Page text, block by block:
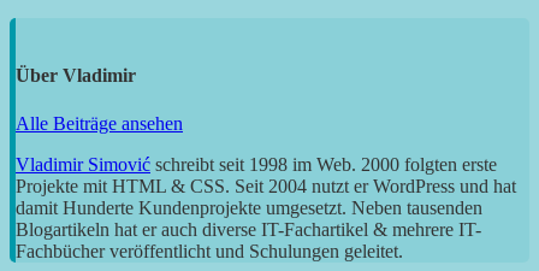
Über Vladimir
Alle Beiträge ansehen
Vladimir Simović schreibt seit 1998 im Web. 2000 folgten erste
Projekte mit HTML & CSS. Seit 2004 nutzt er WordPress und hat
damit Hunderte Kundenprojekte umgesetzt. Neben tausenden
Blogartikeln hat er auch diverse IT-Fachartikel & mehrere IT-
Fachbücher veröffentlicht und Schulungen geleitet.